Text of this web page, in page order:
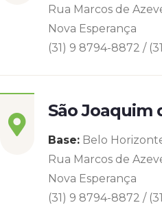
Rua Marcos de
Nova Esperança
(31) 9 8794-8872 /
São Joaquim
Base: Belo
Rua Marcos de
Nova Esperança
(31) 9 8794-8872 /